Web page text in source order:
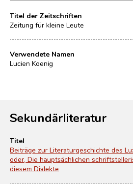
Titel der Zeitschriften
Zeitung für kleine Leute
Verwendete Namen
Lucien Koenig
Sekundärliteratur
Titel
Beiträge zur Literaturgeschichte des
oder, Die hauptsächlichen
diesem Dialekte